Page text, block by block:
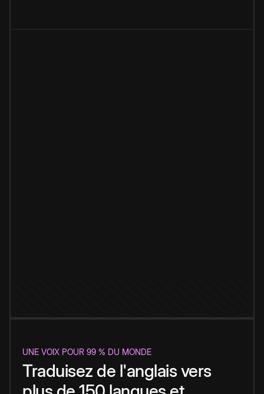
UNE VOIX POUR 99 % DU MONDE
Traduisez de l'anglais vers